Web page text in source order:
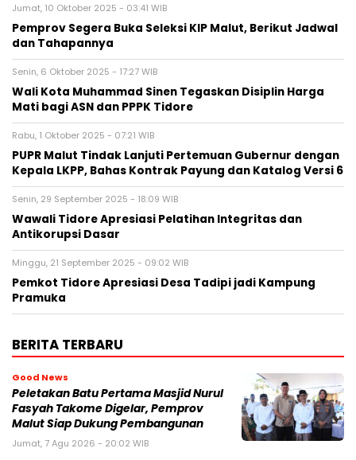
Jumat, 10 Oktober 2025 - 03:41 WIB
Pemprov Segera Buka Seleksi KIP Malut, Berikut Jadwal
dan Tahapannya
Senin, 6 Oktober 2025 - 17:27 WIB
Wali Kota Muhammad Sinen Tegaskan Disiplin Harga
Mati bagi ASN dan PPPK Tidore
Rabu, 1 Oktober 2025 - 07:21 WIB
PUPR Malut Tindak Lanjuti Pertemuan Gubernur dengan
Kepala LKPP, Bahas Kontrak Payung dan Katalog Versi 6
Senin, 29 September 2025 - 18:09 WIB
Wawali Tidore Apresiasi Pelatihan Integritas dan
Antikorupsi Dasar
Minggu, 21 September 2025 - 09:02 WIB
Pemkot Tidore Apresiasi Desa Tadipi jadi Kampung
Pramuka
BERITA TERBARU
Good News
Peletakan Batu Pertama Masjid Nurul
Fasyah Takome Digelar, Pemprov
Malut Siap Dukung Pembangunan
Jumat, 7 Agu 2026 - 20:02 WIB